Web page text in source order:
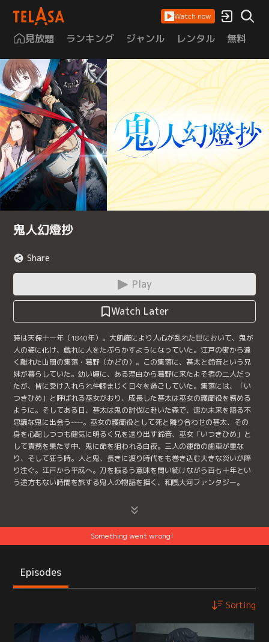
Watch now
見放題 ランキング ジャンル レンタル 無料
鬼人幻燈抄
Share
Play
Watch Later
時は天保十一年（1840年）。大飢饉により人心が乱れた世において、鬼が
人の姿に化け、戯れに人をたぶらかすようになっていた。江戸の街から遠
く離れた山間の集落・葛野（かどの）。この集落に、甚太と鈴音という兄
妹が暮らしていた。幼い頃に、ある理由から葛野に来たよそ者の二人だっ
たが、皆に受け入れられ仲睦まじく日々を過ごしていた。集落には、「い
つきひめ」と呼ばれる巫女がおり、成長した甚太は巫女の護衛役を務める
ように。そしてある日、甚太は鬼の討伐に赴いた森で、遥か未来を語る不
思議な鬼に出会う----。巫女の護衛役として死と隣り合わせの甚太、その
身を心配しつつも健気に明るく兄を送り出す鈴音、巫女「いつきひめ」と
して責務を果たす中、鬼に命を狙われる白夜。三人の運命の歯車が重な
り、そして狂う時。人と鬼、長きに渡り時代をも巻き込む大きな災いが降
り注ぐ。江戸から平成へ。刀を振るう意味を問い続けながら百七十年とい
う途方もない時間を旅する鬼人の物語を描く、和風大河ファンタジー。
Something went wrong!
Episodes
Sorting